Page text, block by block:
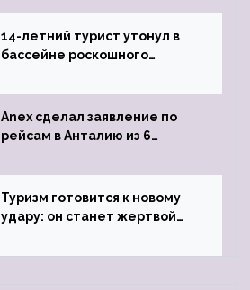
задержке рейса
14-летний турист утонул в
бассейне роскошного
Anex сделал заявление по
рейсам в Анталию из 6
Туризм готовится к новому
удару: он станет жертвой